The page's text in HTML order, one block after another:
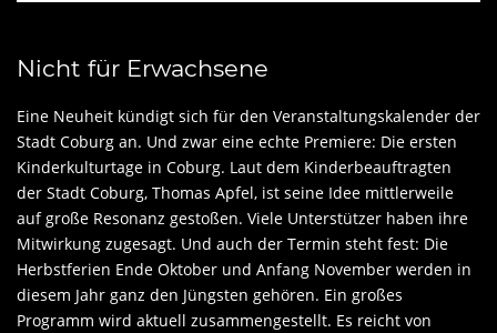
Nicht für Erwachsene
Eine Neuheit kündigt sich für den Veranstaltungskalender der
Stadt Coburg an. Und zwar eine echte Premiere: Die ersten
Kinderkulturtage in Coburg. Laut dem Kinderbeauftragten
der Stadt Coburg, Thomas Apfel, ist seine Idee mittlerweile
auf große Resonanz gestoßen. Viele Unterstützer haben ihre
Mitwirkung zugesagt. Und auch der Termin steht fest: Die
Herbstferien Ende Oktober und Anfang November werden in
diesem Jahr ganz den Jüngsten gehören. Ein großes
Programm wird aktuell zusammengestellt. Es reicht von